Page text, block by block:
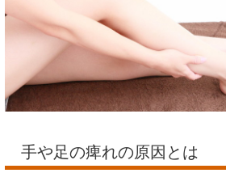
手や足の痺れの原因とは